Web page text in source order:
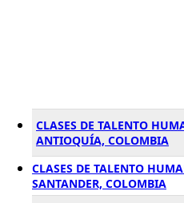
CLASES DE TALENTO
ANTIOQUÍA, COLOMBIA
CLASES DE TALENTO
SANTANDER, COLOMBIA